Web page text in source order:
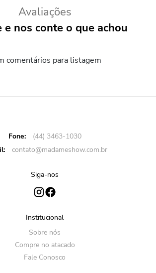
Avaliações
e nos conte o que achou
comentários para listagem
Fone:
(44) 3463-1030
contato@madameshow.com.br
Siga-nos
Institucional
Sobre nós
Compre no atacado
Fale Conosco